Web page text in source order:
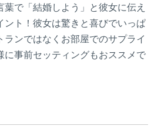
葉で「結婚しよう」と彼女に伝え
ント！彼女は驚きと喜びでいっぱ
ンではなくお部屋でのサプライ
事前セッティングもおススメで